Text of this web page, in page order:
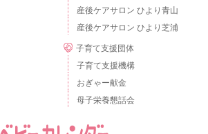
産後ケアサロン ひより青山
産後ケアサロン ひより芝浦
子育て支援団体
子育て支援機構
おぎゃー献金
母子栄養懇話会